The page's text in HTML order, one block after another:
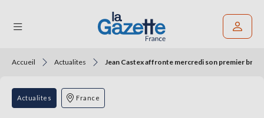
THÉMATIQUES
Accueil Actualites Jean Castex affronte mercredi son premier bras
Actualites France